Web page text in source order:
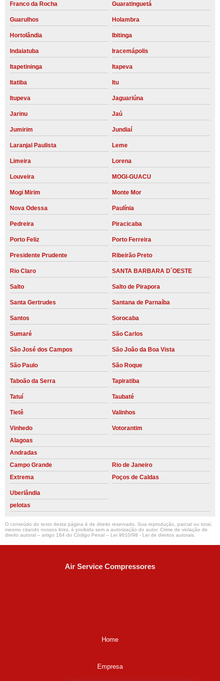
Franco da Rocha Guaratinguetá
Guarulhos Holambra
Hortolândia Ibitinga
Indaiatuba Iracemápolis
Itapetininga Itapeva
Itatiba Itu
Itupeva Jaguariúna
Jarinu Jaú
Jumirim Jundiaí
Laranjal Paulista Leme
Limeira Lorena
Louveira MOGI-GUACU
Mogi Mirim Monte Mor
Nova Odessa Paulínia
Pedreira Piracicaba
Porto Feliz Porto Ferreira
Presidente Prudente Ribeirão Preto
Rio Claro SANTA BARBARA D´OESTE
Salto Salto de Pirapora
Santa Gertrudes Santana de Parnaíba
Santos Sorocaba
Sumaré São Carlos
São José dos Campos São João da Boa Vista
São Paulo São Roque
Taboão da Serra Tapiratiba
Tatuí Taubaté
Tietê Valinhos
Vinhedo
Votorantim
Alagoas
Andradas
Campo Grande
Rio de Janeiro
Extrema
Poços de Caldas
Uberlândia
pelotas
O conteúdo do texto desta página é de direito reservado. Sua reprodução, parcial ou total,
mesmo citando nossos links, é proibida sem a autorização do autor. Crime de violação de
direito autoral – artigo 184 do Código Penal – Lei 9610/98 - Lei de direitos autorais.
Air Service Compressores
Home
Empresa